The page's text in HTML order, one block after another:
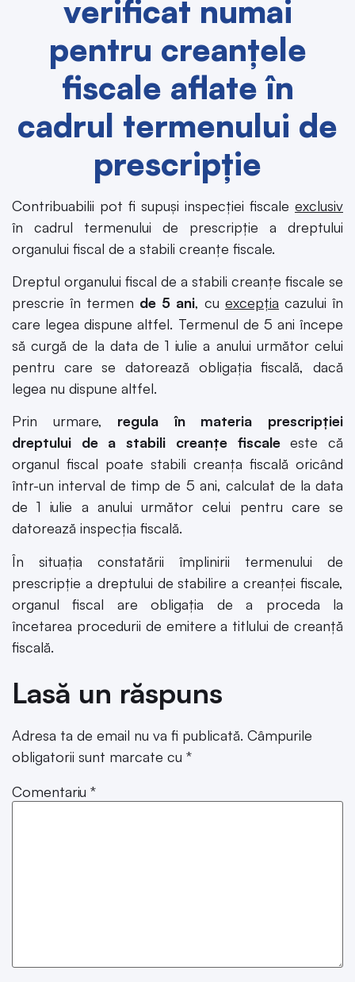
verificat numai
pentru creanțele
fiscale aflate în
cadrul termenului de
prescripție
Contribuabilii pot fi supuși inspecției fiscale exclusiv
în cadrul termenului de prescripție a dreptului
organului fiscal de a stabili creanțe fiscale.
Dreptul organului fiscal de a stabili creanțe fiscale se
prescrie în termen de 5 ani, cu excepția cazului în
care legea dispune altfel. Termenul de 5 ani începe
să curgă de la data de 1 iulie a anului următor celui
pentru care se datorează obligația fiscală, dacă
legea nu dispune altfel.
Prin urmare, regula în materia prescripției
dreptului de a stabili creanțe fiscaleeste că
organul fiscal poate stabili creanța fiscală oricând
într-un interval de timp de 5 ani, calculat de la data
de 1 iulie a anului următor celui pentru care se
datorează inspecția fiscală.
În situația constatării împlinirii termenului de
prescripție a dreptului de stabilire a creanței fiscale,
organul fiscal are obligația de a proceda la
încetarea procedurii de emitere a titlului de creanță
fiscală.
Lasă un răspuns
Adresa ta de email nu va fi publicată. Câmpurile
obligatorii sunt marcate cu *
Comentariu *